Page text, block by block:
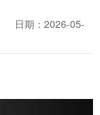
日期：2026-05-